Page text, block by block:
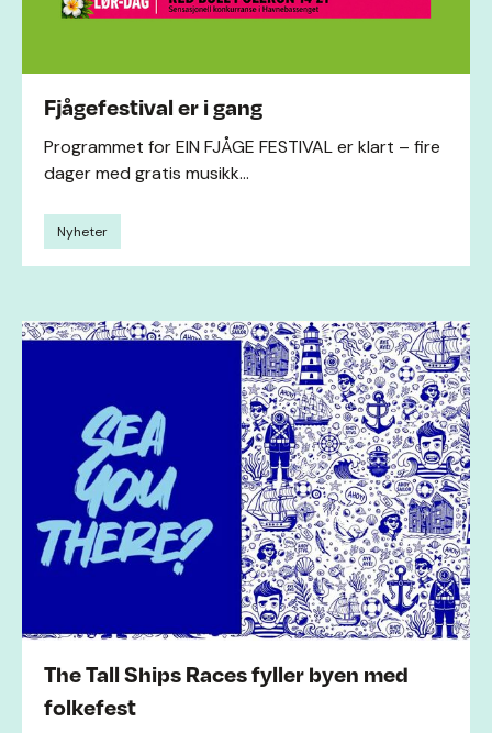
Fjågefestival er i gang
Programmet for EIN FJÅGE FESTIVAL er klart – fire
dager med gratis musikk...
Nyheter
The Tall Ships Races fyller byen med
folkefest